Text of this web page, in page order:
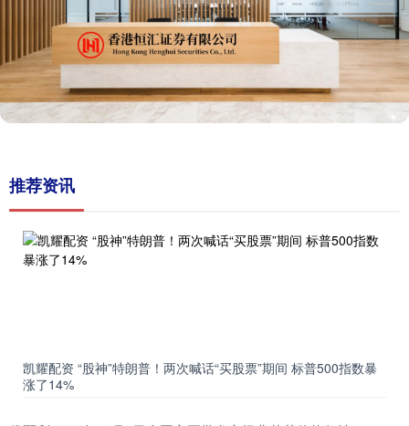
推荐资讯
凯耀配资 “股神”特朗普！两次喊话“买股票”期间 标普500指数暴
涨了14%